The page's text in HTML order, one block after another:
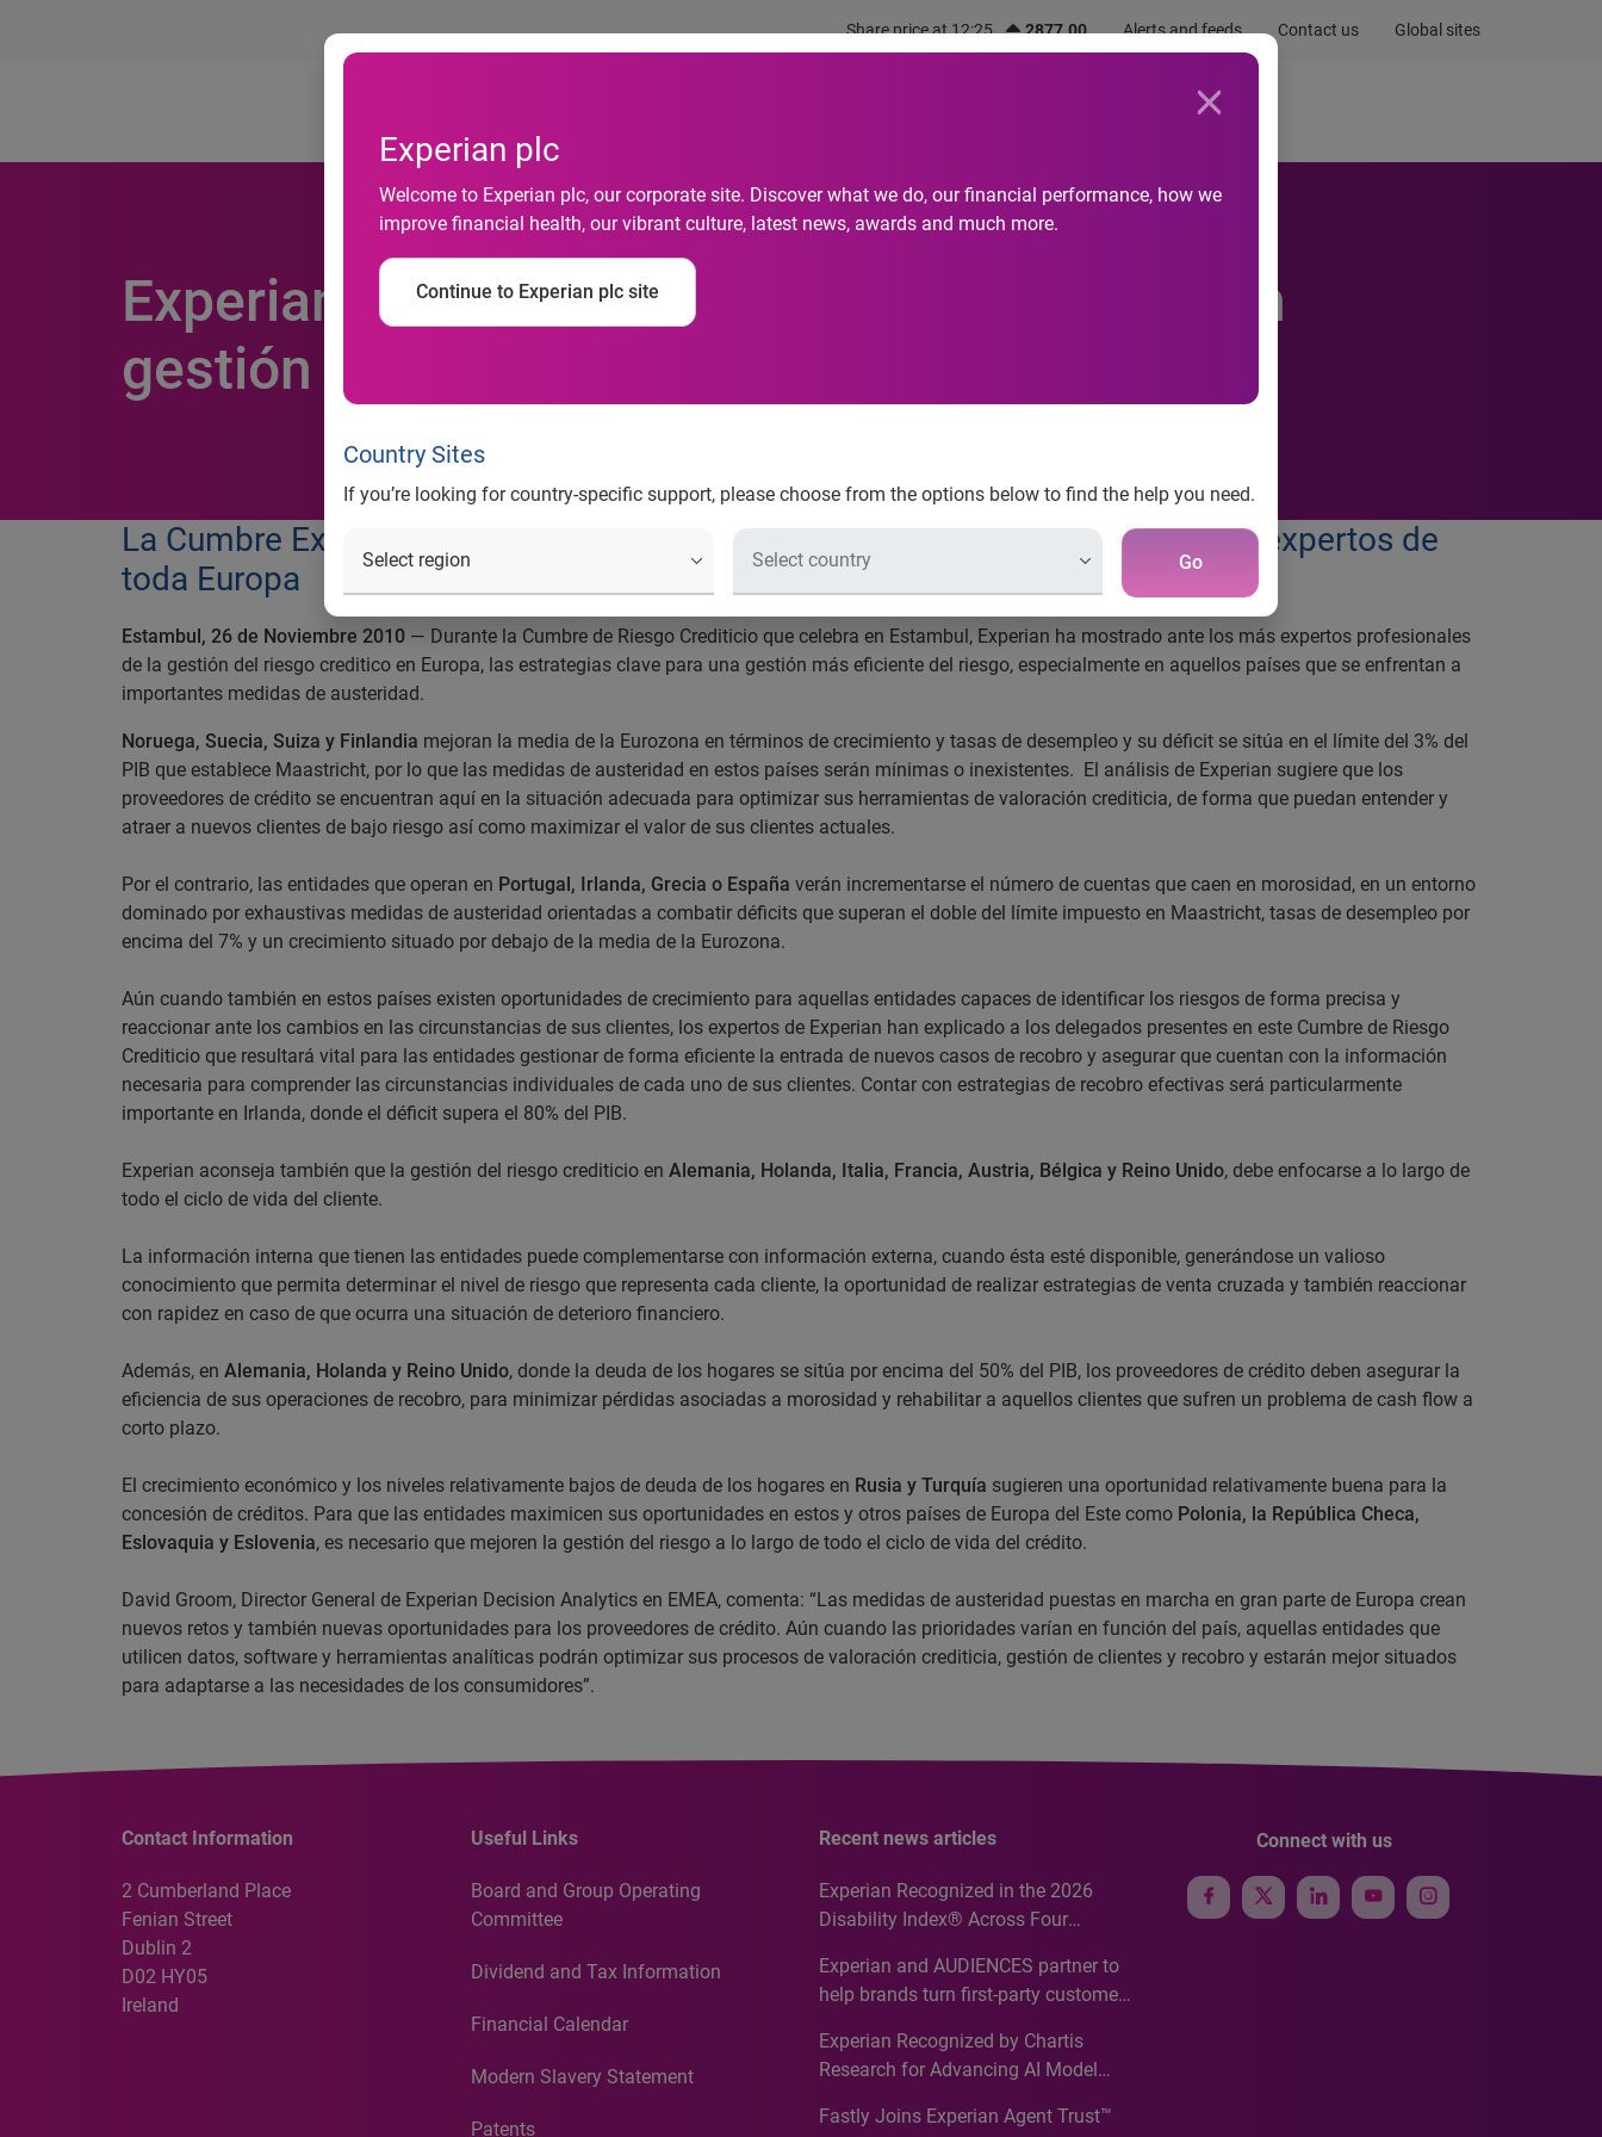
Share price at 12:25 2877.00 Alerts and feeds Contact us Global sites
Experian plc
Welcome to Experian plc, our corporate site. Discover what we do, our financial performance, how we
improve financial health, our vibrant culture, latest news, awards and much more.
Continue to Experian plc site
Country Sites
If you’re looking for country-specific support, please choose from the options below to find the help you need.
Go
Newsroom
Experian perfila las principales prioridades en
gestión del riesgo crediticio en Europa
La Cumbre Experian de Riesgo Crediticio que se celebra en Estambul reúne a expertos de
toda Europa
Estambul, 26 de Noviembre 2010 — Durante la Cumbre de Riesgo Crediticio que celebra en Estambul, Experian ha mostrado ante los más expertos profesionales
de la gestión del riesgo creditico en Europa, las estrategias clave para una gestión más eficiente del riesgo, especialmente en aquellos países que se enfrentan a
importantes medidas de austeridad.
Noruega, Suecia, Suiza y Finlandia mejoran la media de la Eurozona en términos de crecimiento y tasas de desempleo y su déficit se sitúa en el límite del 3% del
PIB que establece Maastricht, por lo que las medidas de austeridad en estos países serán mínimas o inexistentes. El análisis de Experian sugiere que los
proveedores de crédito se encuentran aquí en la situación adecuada para optimizar sus herramientas de valoración crediticia, de forma que puedan entender y
atraer a nuevos clientes de bajo riesgo así como maximizar el valor de sus clientes actuales.
Por el contrario, las entidades que operan en Portugal, Irlanda, Grecia o España verán incrementarse el número de cuentas que caen en morosidad, en un entorno
dominado por exhaustivas medidas de austeridad orientadas a combatir déficits que superan el doble del límite impuesto en Maastricht, tasas de desempleo por
encima del 7% y un crecimiento situado por debajo de la media de la Eurozona.
Aún cuando también en estos países existen oportunidades de crecimiento para aquellas entidades capaces de identificar los riesgos de forma precisa y
reaccionar ante los cambios en las circunstancias de sus clientes, los expertos de Experian han explicado a los delegados presentes en este Cumbre de Riesgo
Crediticio que resultará vital para las entidades gestionar de forma eficiente la entrada de nuevos casos de recobro y asegurar que cuentan con la información
necesaria para comprender las circunstancias individuales de cada uno de sus clientes. Contar con estrategias de recobro efectivas será particularmente
importante en Irlanda, donde el déficit supera el 80% del PIB.
Experian aconseja también que la gestión del riesgo crediticio en Alemania, Holanda, Italia, Francia, Austria, Bélgica y Reino Unido, debe enfocarse a lo largo de
todo el ciclo de vida del cliente.
La información interna que tienen las entidades puede complementarse con información externa, cuando ésta esté disponible, generándose un valioso
conocimiento que permita determinar el nivel de riesgo que representa cada cliente, la oportunidad de realizar estrategias de venta cruzada y también reaccionar
con rapidez en caso de que ocurra una situación de deterioro financiero.
Además, en Alemania, Holanda y Reino Unido, donde la deuda de los hogares se sitúa por encima del 50% del PIB, los proveedores de crédito deben asegurar la
eficiencia de sus operaciones de recobro, para minimizar pérdidas asociadas a morosidad y rehabilitar a aquellos clientes que sufren un problema de cash flow a
corto plazo.
El crecimiento económico y los niveles relativamente bajos de deuda de los hogares en Rusia y Turquía sugieren una oportunidad relativamente buena para la
concesión de créditos. Para que las entidades maximicen sus oportunidades en estos y otros países de Europa del Este como Polonia, la República Checa,
Eslovaquia y Eslovenia, es necesario que mejoren la gestión del riesgo a lo largo de todo el ciclo de vida del crédito.
David Groom, Director General de Experian Decision Analytics en EMEA, comenta: “Las medidas de austeridad puestas en marcha en gran parte de Europa crean
nuevos retos y también nuevas oportunidades para los proveedores de crédito. Aún cuando las prioridades varían en función del país, aquellas entidades que
utilicen datos, software y herramientas analíticas podrán optimizar sus procesos de valoración crediticia, gestión de clientes y recobro y estarán mejor situados
para adaptarse a las necesidades de los consumidores”.
Contact Information
2 Cumberland Place
Fenian Street
Dublin 2
D02 HY05
Ireland
Useful Links
Board and Group Operating
Committee
Dividend and Tax Information
Financial Calendar
Modern Slavery Statement
Patents
Recent news articles
Experian Recognized in the 2026
Disability Index® Across Four
Recognition for Australia
Experian and AUDIENCES partner to
help brands turn first-party customer
media activation
Experian Recognized by Chartis
Research for Advancing AI Model
Analytics50 2026
Fastly Joins Experian Agent Trust™
Connect with us